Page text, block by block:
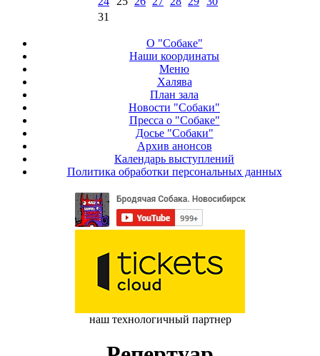
31
О "Собаке"
Наши координаты
Меню
Халява
План зала
Новости "Собаки"
Пресса о "Собаке"
Досье "Собаки"
Архив анонсов
Календарь выступлений
Политика обработки персональных данных
наш технологичный партнер